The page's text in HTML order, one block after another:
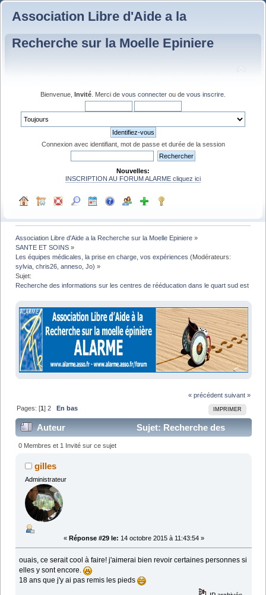
Association Libre d'Aide a la
Recherche sur la Moelle Epiniere
Bienvenue, Invité . Merci de vous connecter ou de vous inscrire
Connexion avec identifiant, mot de passe et durée de la session
Nouvelles:
INSCRIPTION AU FORUM ALARME cliquez ici
Association Libre d'Aide a la Recherche sur la Moelle Epiniere »
SANTE ET SOINS »
Les équipes médicales, la prise en charge, vos expériences (Modérateurs:
sylvia ,chris26 ,anneso ,Jo) »
Sujet:
Recherche des informations sur les centres de rééducation dans le quart sud est
« précédent suivant »
IMPRIMER
Pages: [1]2 En bas
Auteur
Sujet: Recherche des
informations sur les centres de rééducation dans le
quart sud est (Lu 30319 fois)
0 Membres et 1 Invité sur ce sujet
gilles
Administrateur
« Réponse #29 le: 14 octobre 2015 à 11:43:54 »
ouais, ce serait cool à faire! j'aimerai bien revoir certaines personnes si
elles y sont encore.
18 ans que j'y ai pas remis les pieds